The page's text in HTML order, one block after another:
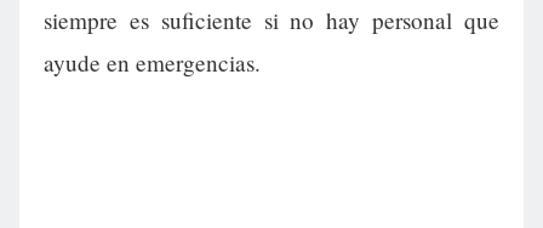
siempre es suficiente si no hay personal que
ayude en emergencias.